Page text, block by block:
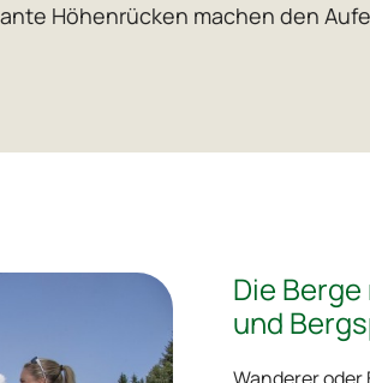
Höhenrücken machen den
Die
und